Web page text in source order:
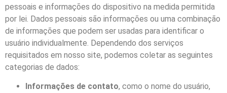
pessoais e informações do dispositivo na medida permitida
por lei. Dados pessoais são informações ou uma combinação
de informações que podem ser usadas para identificar o
usuário individualmente. Dependendo dos serviços
requisitados em nosso site, podemos coletar as seguintes
categorias de dados:
Informações de contato, como o nome do usuário,